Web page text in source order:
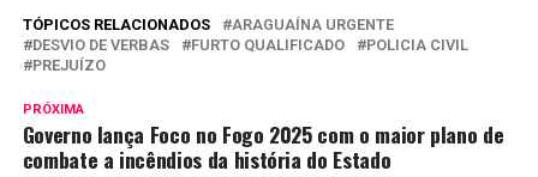
TÓPICOS RELACIONADOS
ARAGUAÍNA URGENTE
DESVIO DE VERBAS
FURTO QUALIFICADO
POLICIA CIVIL
PREJUÍZO
PRÓXIMA
Governo lança Foco no Fogo 2025 com o maior plano de
combate a incêndios da história do Estado